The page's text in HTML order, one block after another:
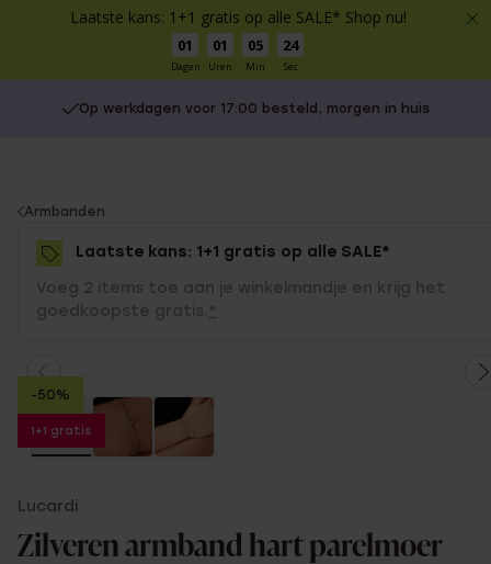
Laatste kans: 1+1 gratis op alle SALE* Shop nu!
01
Dagen
01
Uren
05
Min
24
Sec
Op werkdagen voor 17:00 besteld, morgen in huis
You
are
here:
Armbanden
Laatste kans: 1+1 gratis op alle SALE*
Voeg 2 items toe aan je winkelmandje en krijg het
goedkoopste gratis. *
-50%
1+1 gratis
Lucardi
Zilveren armband hart parelmoer